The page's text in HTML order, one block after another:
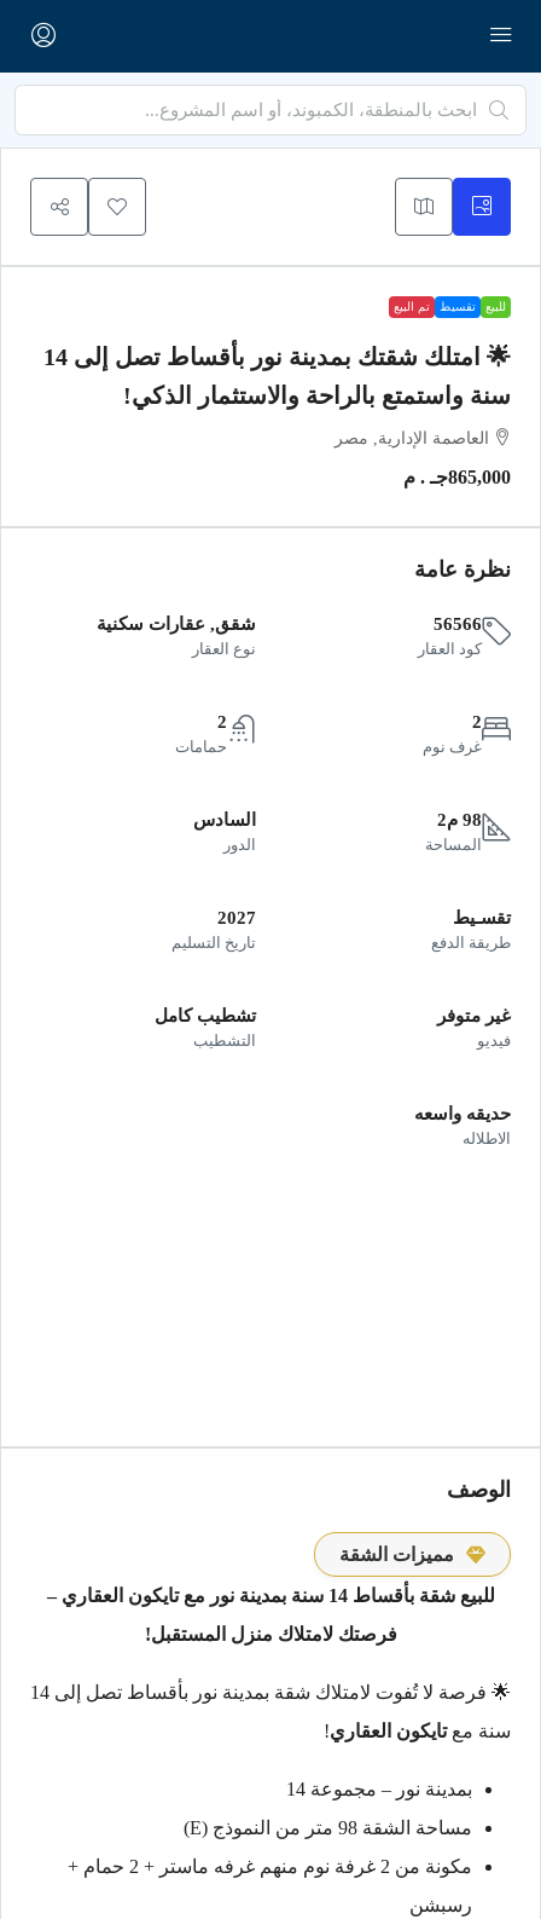
للبيع تقسيط تم البيع
🌟 امتلك شقتك بمدينة نور بأقساط تصل إلى 14
سنة واستمتع بالراحة والاستثمار الذكي!
العاصمة الإدارية, مصر
865,000جـ . م
نظرة عامة
56566
كود العقار
شقق, عقارات سكنية
نوع العقار
2
غرف نوم
2
حمامات
98 م2
المساحة
السادس
الدور
تقسـيط
طريقة الدفع
2027
تاريخ التسليم
غير متوفر
فيديو
تشطيب كامل
التشطيب
حديقه واسعه
الاطلاله
الوصف
مميزات الشقة
للبيع شقة بأقساط 14 سنة بمدينة نور مع تايكون العقاري –
فرصتك لامتلاك منزل المستقبل!
🌟 فرصة لا تُفوت لامتلاك شقة بمدينة نور بأقساط تصل إلى 14
سنة معتايكون العقاري!
بمدينة نور – مجموعة 14
مساحة الشقة 98 متر من النموذج (E)
مكونة من 2 غرفة نوم منهم غرفه ماستر + 2 حمام +
رسبشن